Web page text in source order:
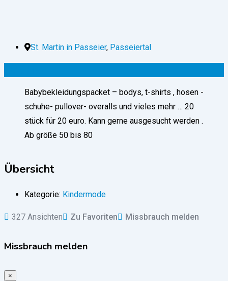
St. Martin in Passeier, Passeiertal
Babybekleidungspacket – bodys, t-shirts , hosen -
schuhe- pullover- overalls und vieles mehr … 20
stück für 20 euro. Kann gerne ausgesucht werden .
Ab größe 50 bis 80
Übersicht
Kategorie: Kindermode
327 Ansichten Zu Favoriten Missbrauch melden
Missbrauch melden
×